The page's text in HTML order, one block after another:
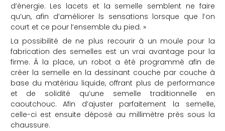
d’énergie. Les lacets et la semelle semblent ne faire
qu’un, afin d’améliorer ls sensations lorsque que l’on
court et ce pour l’ensemble du pied. »
La possibilité de ne plus recourir à un moule pour la
fabrication des semelles est un vrai avantage pour la
firme. À la place, un robot a été programmé afin de
créer la semelle en la dessinant couche par couche à
base du matériau liquide, offrant plus de performance
et de solidité qu’une semelle traditionnelle en
caoutchouc. Afin d’ajuster parfaitement la semelle,
celle-ci est ensuite déposé au millimètre près sous la
chaussure.